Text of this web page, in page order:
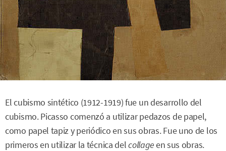
El cubismo sintético (1912-1919) fue un desarrollo del
cubismo. Picasso comenzó a utilizar pedazos de papel,
como papel tapiz y periódico en sus obras. Fue uno de los
primeros en utilizar la técnica delcollageen sus obras.